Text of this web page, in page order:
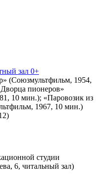
зал 0+
(Союзмультфильм, 1954,
пионеров»
10 мин.); «Паровозик из
1967, 10 мин.)
студии
6, читальный зал)